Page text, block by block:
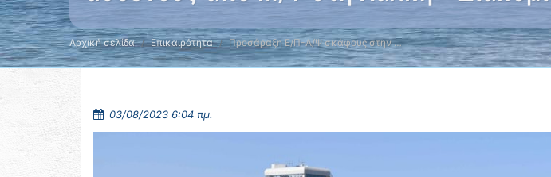
Αρχική σελίδα Επικαιρότητα Προσάραξη Ε/Π-Α/Ψ σκάφους στην …
03/08/2023 6:04 πμ.